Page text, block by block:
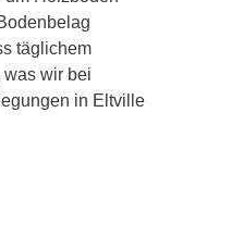
täglichem
wir bei
in Eltville